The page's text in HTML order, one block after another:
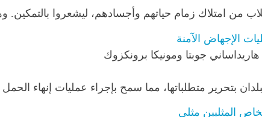
من امتلاك زمام حياتهم وأجسادهم، ليشعروا
الإجهاض الآمنة
جوبتا ومونيكا برونكزوك
بتحرير متطلباتها، مما سمح بإجراء عمليات إنهاء
المثليين مثلي